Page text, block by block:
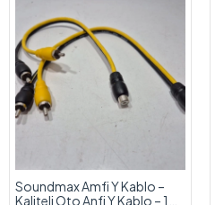
Soundmax Amfi Y Kablo –
Kaliteli Oto Anfi Y Kablo – 1